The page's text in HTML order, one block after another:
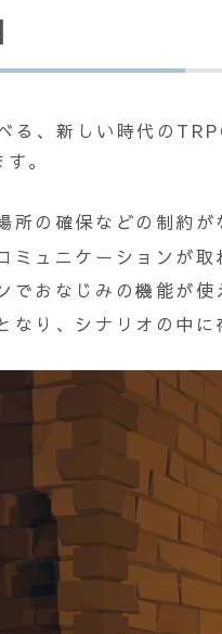
、新しい時代の
。
所の確保などの制約が
ミュニケーションが取
でおなじみの機能が使
なり、シナリオの中